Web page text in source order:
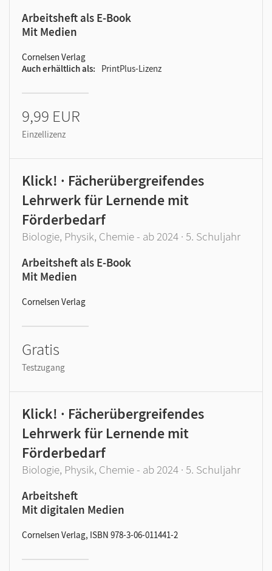
Arbeitsheft als E-Book
Mit Medien
Cornelsen Verlag
Auch erhältlich als
PrintPlus-Lizenz
9,99 EUR
Einzellizenz
Klick! · Fächerübergreifendes
Lehrwerk für Lernende mit
Förderbedarf
Biologie, Physik, Chemie - ab 2024 · 5. Schuljahr
Arbeitsheft als E-Book
Mit Medien
Cornelsen Verlag
Gratis
Testzugang
Klick! · Fächerübergreifendes
Lehrwerk für Lernende mit
Förderbedarf
Biologie, Physik, Chemie - ab 2024 · 5. Schuljahr
Arbeitsheft
Mit digitalen Medien
Cornelsen Verlag, ISBN 978-3-06-011441-2